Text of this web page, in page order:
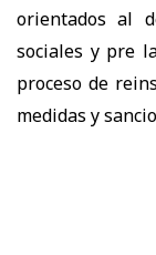
orientados al
sociales y pre
proceso de
medidas y